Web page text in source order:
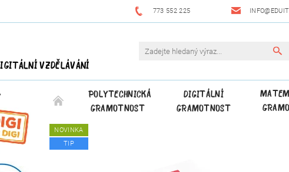
773 552 225
VZDĚLÁVÁNÍ
POLYTECHNICKÁ
GRAMOTNOST
DIGITÁLNÍ
GRAMOTNOST
NOVINKA
TIP